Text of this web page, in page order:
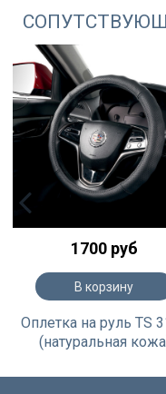
1700 руб
В корзину
Оплетка на руль TS
(натуральная